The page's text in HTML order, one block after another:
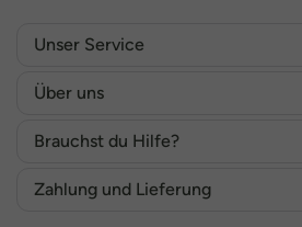
Unser Service
Über uns
Brauchst du Hilfe?
Zahlung und Lieferung